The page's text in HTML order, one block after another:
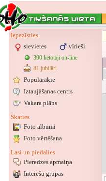
Iepazīsties
sievietes
vīrieši
390 lietotāji on-line
81 jubilāri
Populārākie
Iztaujāšanas centrs
Vakara plāns
Skaties
Foto albumi
Foto vērtēšana
Lasi un piedalies
Pieredzes apmaiņa
Interešu grupas